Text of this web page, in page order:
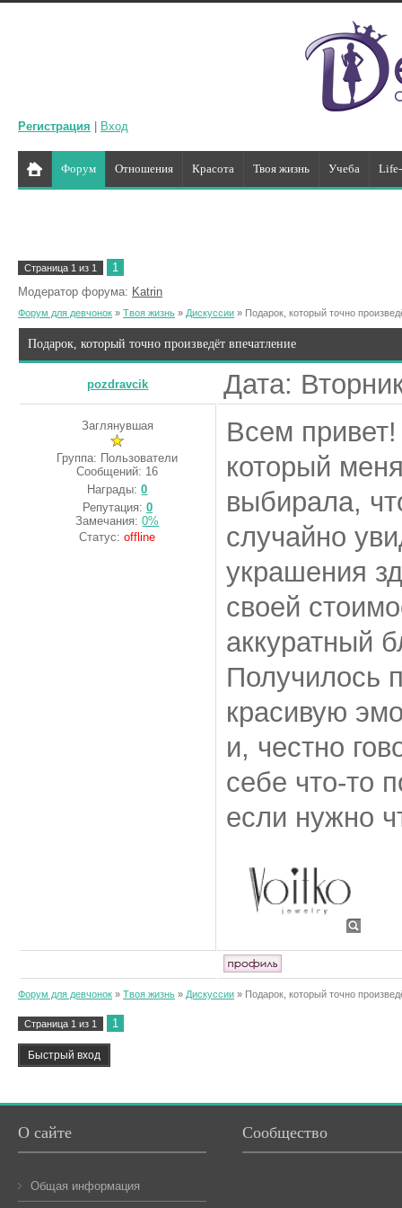
Регистрация Вход
Форум Отношения Красота Твоя жизнь Учеба
Страница 1 из 1
1
Модератор форума: Katrin
Форум для девчонок » Твоя жизнь » Дискуссии » Подарок, который точно
Подарок, который точно произведёт впечатление
pozdravcik Дата:
Заглянувшая
Группа: Пользователи
Сообщений: 16
Награды:0
Репутация: 0
Замечания:0%
Статус:offline
Всем
который
выбирала,
случайно
украшения
своей
аккуратный
Получилось
красивую
и, честно
себе что-то
если нужно
Форум для девчонок » Твоя жизнь » Дискуссии » Подарок, который точно
Страница 1 из 1 1
О сайте
Общая информация
Сообщество